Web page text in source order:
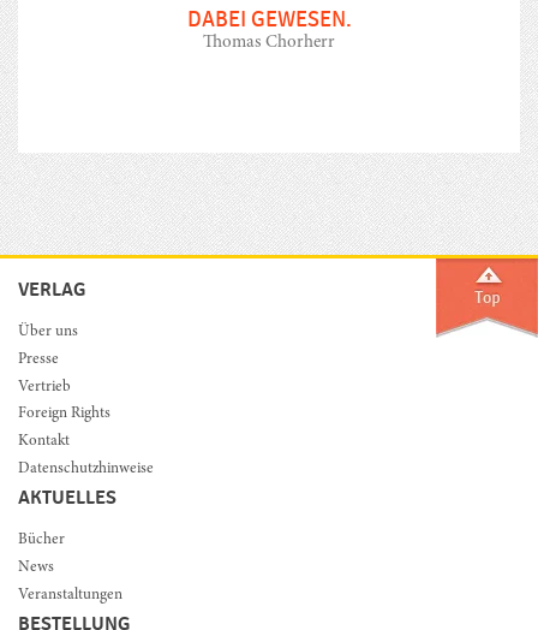
DABEI GEWESEN.
Thomas Chorherr
VERLAG
Über uns
Presse
Vertrieb
Foreign Rights
Kontakt
Datenschutzhinweise
AKTUELLES
Bücher
News
Veranstaltungen
BESTELLUNG